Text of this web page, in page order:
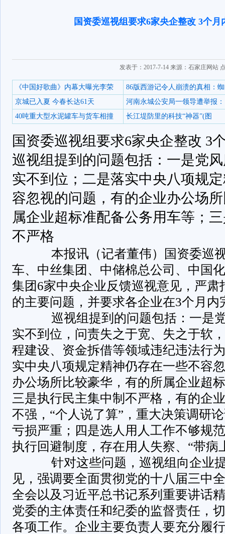
国资委巡视组要求6家央企整改 3个月
发表于：2017-7-14 来源：石家庄网站
《中国好歌曲》内幕大曝光李荣
86版西游记令人崩溃的真相：蜘
京城已入夏 今春长达61天
河南永城公安局一领导遭举报：
40吨重大型水泥罐车与货车相撞
长江堤防里的科技“神器”(图
国资委巡视组要求6家央企整改 3
巡视组提到的问题包括：一是党
实不到位；二是落实中央八项规
容忽视的问题，有的企业办公场
属企业超标准配备公务用车等；
不严格
本报讯（记者董伟）国资委巡视
车、中丝集团、中储棉总公司、中国
集团6家中央企业反馈巡视意见，严肃
的主要问题，并要求各企业在3个月
巡视组提到的问题包括：一是党
实不到位，问责失之于宽、失之于软
程建设、资金拆借等领域违纪违法行
实中央八项规定精神仍存在一些不容
办公场所比较豪华，有的所属企业超
三是执行民主集中制不严格，有的企
不强，“个人说了算”，重大决策调研
亏损严重；四是选人用人工作不够规
执行回避制度，存在用人失察、“带病
针对这些问题，巡视组向企业提
见，强调要全面贯彻党的十八届三中
全会以及习近平总书记系列重要讲话
党委的主体责任和纪委的监督责任，
各项工作。企业主要负责人要充分履